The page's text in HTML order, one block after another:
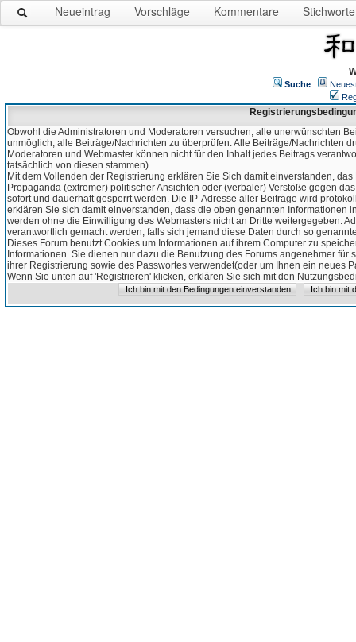
Neueintrag Vorschläge Kommentare Stichworte
Suche
Obwohl die Administratoren und Moderatoren versuchen, alle unerwünschten
unmöglich, alle Beiträge/Nachrichten zu überprüfen. Alle Beiträge/Nachrichten
Moderatoren und Webmaster können nicht für den Inhalt jedes Beitrags
tatsächlich von diesen stammen).
Mit dem Vollenden der Registrierung erklären Sie Sich damit einverstanden,
Propaganda (extremer) politischer Ansichten oder (verbaler) Verstöße gegen
sofort und dauerhaft gesperrt werden. Die IP-Adresse aller Beiträge wird
erklären Sie sich damit einverstanden, dass die oben genannten Informationen
werden ohne die Einwilligung des Webmasters nicht an Dritte weitergegeben.
verantwortlich gemacht werden, falls sich jemand diese Daten durch so
Dieses Forum benutzt Cookies um Informationen auf ihrem Computer zu
Informationen. Sie dienen nur dazu die Benutzung des Forums angenehmer
ihrer Registrierung sowie des Passwortes verwendet(oder um Ihnen ein neues
Wenn Sie unten auf 'Registrieren' klicken, erklären Sie sich mit den